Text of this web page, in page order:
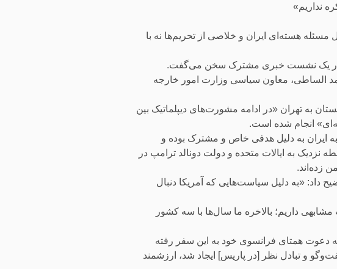
نداریم»
هسته‌ای ایران و خلاصی از تحریم‌ها نه با
الساطی، معاون سیاسی وزارت امور خارجه
به تهران «در ادامه مشورت‌های دیپلماتیک بین
انجام شده است.
به دلیل هدفی خاص و مشترک بوده و
نزدیک به ایالات متحده و دولت دونالد ترامپ در
زده‌اند.
داد: «به دلیل سیاست‌هایی که آمریکا دنبال
داریم؛ بالاخره ما سال‌ها با سه کشور
دعوت همتای فرانسوی خود به این سفر رفته
و تبادل نظر [در پاریس] ایجاد شد، ارزشمند